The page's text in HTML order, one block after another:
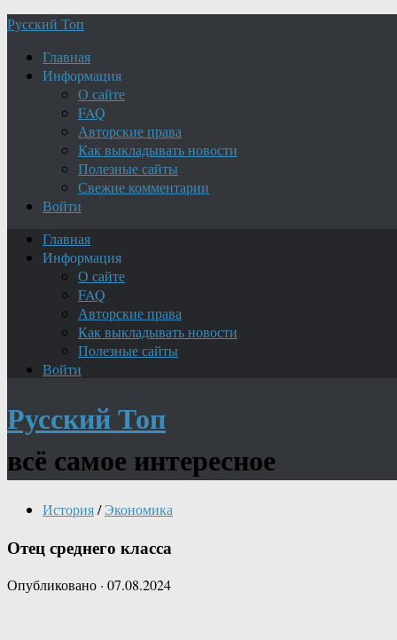
Русский Топ
Главная
Информация
О сайте
FAQ
Авторские права
Как выкладывать новости
Полезные сайты
Свежие комментарии
Войти
Главная
Информация
О сайте
FAQ
Авторские права
Как выкладывать новости
Полезные сайты
Войти
Русский Топ
всё самое интересное
История/ Экономика
Отец среднего класса
Опубликовано · 07.08.2024